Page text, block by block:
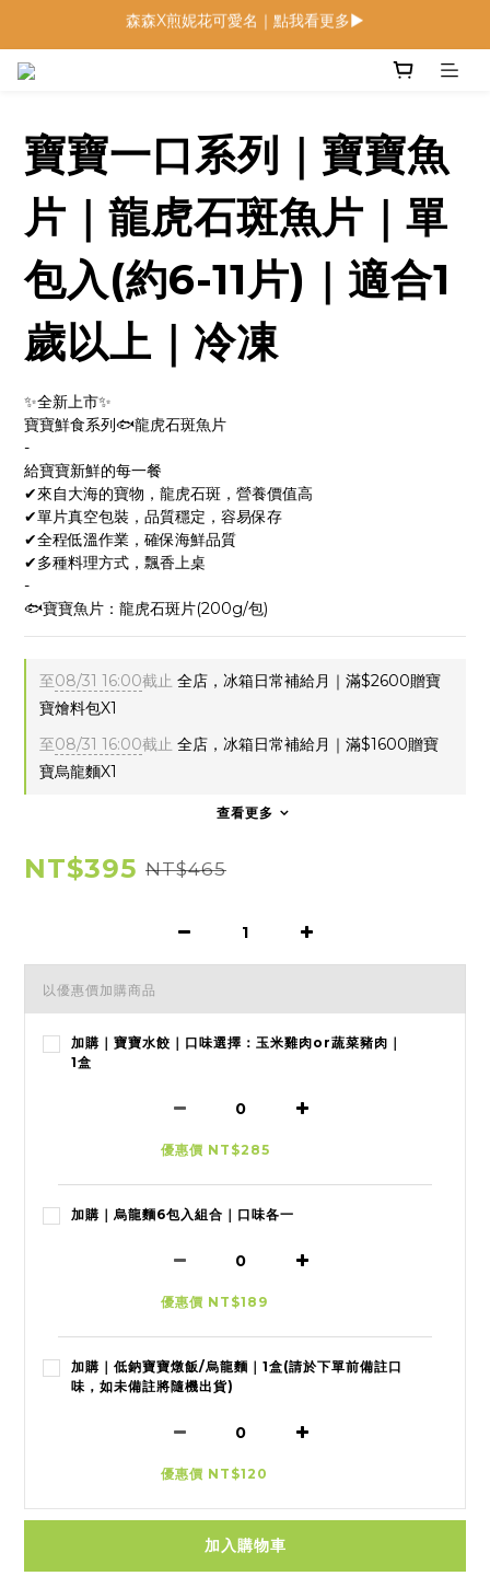
低鈉燉飯燉麵回歸 趕緊補貨！
低鈉燉飯燉麵回歸 趕緊補貨！
低鈉燉飯燉麵回歸 趕緊補貨！
寶寶一口系列｜寶寶魚
片｜龍虎石斑魚片｜單
包入(約6-11片)｜適合1
歲以上｜冷凍
✨全新上市✨
寶寶鮮食系列🐟龍虎石斑魚片
-
給寶寶新鮮的每一餐
✔來自大海的寶物，龍虎石斑，營養價值高
✔單片真空包裝，品質穩定，容易保存
✔全程低溫作業，確保海鮮品質
✔多種料理方式，飄香上桌
-
🐟寶寶魚片：龍虎石斑片(200g/包)
至08/31 16:00截止 全店，冰箱日常補給月｜滿$2600贈寶
寶燴料包X1
至08/31 16:00截止 全店，冰箱日常補給月｜滿$1600贈寶
寶烏龍麵X1
查看更多
NT$395 NT$465
以優惠價加購商品
加購｜寶寶水餃｜口味選擇：玉米雞肉or蔬菜豬肉｜
1盒
優惠價 NT$285
加購｜烏龍麵6包入組合｜口味各一
優惠價 NT$189
加購｜低鈉寶寶燉飯/烏龍麵｜1盒(請於下單前備註口
味，如未備註將隨機出貨)
優惠價 NT$120
加入購物車